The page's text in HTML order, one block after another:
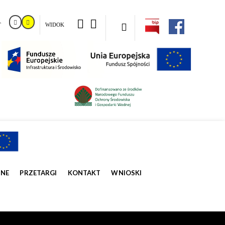
WIDOK
PRZETARGI KONTAKT WNIOSKI